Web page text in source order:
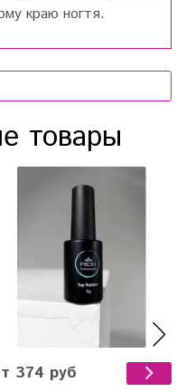
краю ногтя.
товары
374 руб